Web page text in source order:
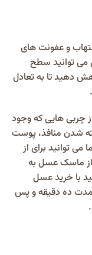
و عفونت های
می توانید سطح
دهید تا به تعادل
هایی که وجود
شدن منافذ، پوست
توانید برای از
از ماسک عسل به
با خرید عسل
ده دقیقه و پس